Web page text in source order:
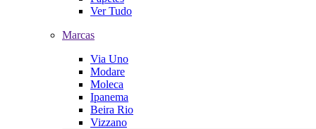
Ver Tudo
Marcas
Via Uno
Modare
Moleca
Ipanema
Beira Rio
Vizzano